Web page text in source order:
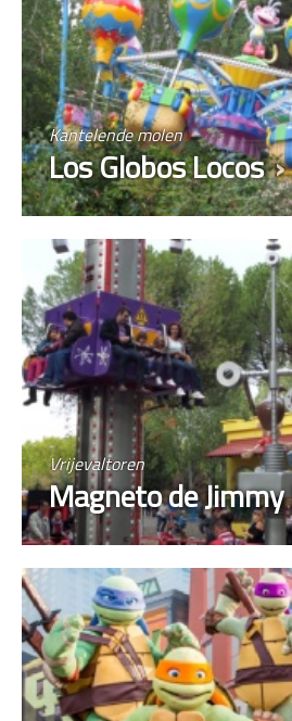
Kantelende molen
Los Globos Locos
Vrijevaltoren
Magneto de